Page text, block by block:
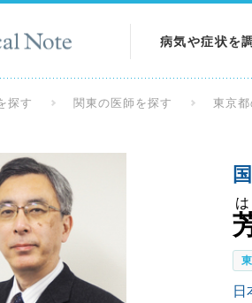
病気や症状を
検査を調べる
探す 関東の医師を探す 東京
日